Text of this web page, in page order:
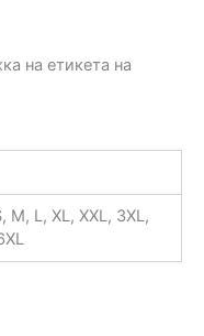
на етикета на
М, L, XL, XXL, 3XL,